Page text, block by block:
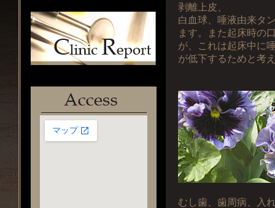
剥離上皮、
白血球、唾液由来タ
ます。また起床時の
が、これは起床中に
が低下するためと考
むし歯、歯周病、入